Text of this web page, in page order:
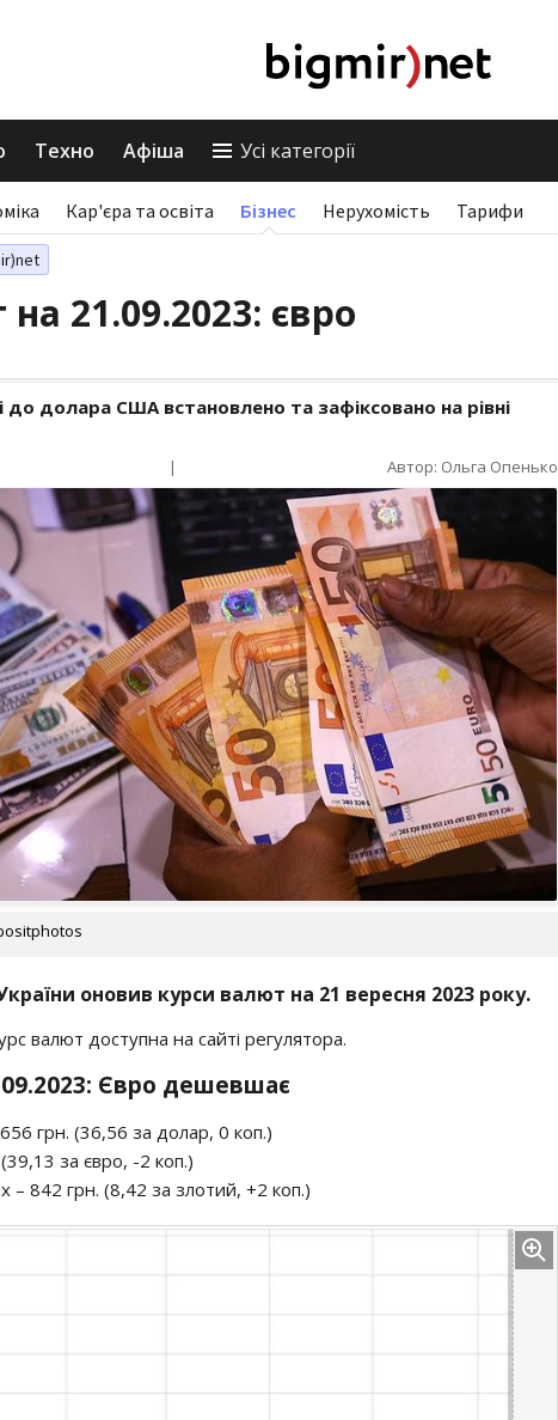
Техно Афіша Усі категорії
Кар'єра та освіта Бізнес Нерухомість Тарифи
21.09.2023: євро
до долара США встановлено та зафіксовано на рівні
| Автор: Ольга Опенько
оновив курси валют на 21 вересня 2023 року.
валют доступна на сайті регулятора.
Євро дешевшає
грн. (36,56 за долар, 0 коп.)
за євро, -2 коп.)
– 842 грн. (8,42 за злотий, +2 коп.)